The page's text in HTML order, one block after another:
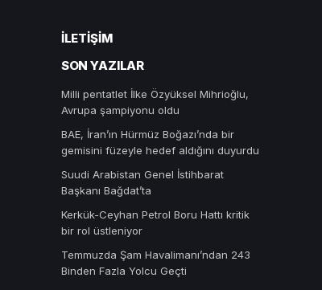
İLETIŞIM
SON YAZILAR
Milli pentatlet İlke Özyüksel Mihrioğlu,
Avrupa şampiyonu oldu
BAE, İran’ın Hürmüz Boğazı’nda bir
gemisini füzeyle hedef aldığını duyurdu
Suudi Arabistan Genel İstihbarat
Başkanı Bağdat’ta
Kerkük-Ceyhan Petrol Boru Hattı kritik
bir rol üstleniyor
Temmuzda Şam Havalimanı’ndan 243
Binden Fazla Yolcu Geçti